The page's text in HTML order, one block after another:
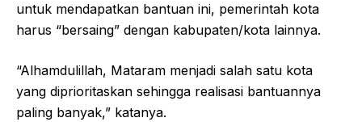
untuk mendapatkan bantuan ini, pemerintah kota
harus “bersaing” dengan kabupaten/kota lainnya.
“Alhamdulillah, Mataram menjadi salah satu kota
yang diprioritaskan sehingga realisasi bantuannya
paling banyak,” katanya.